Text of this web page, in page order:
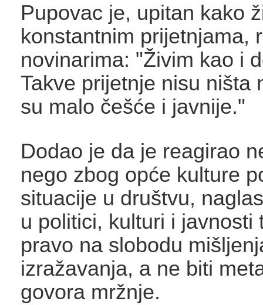
Pupovac je, upitan kako
konstantnim prijetnjama,
novinarima: "Živim kao i
Takve prijetnje nisu ništa
su malo češće i javnije."
Dodao je da je reagirao
nego zbog opće kulture
situacije u društvu,
u politici, kulturi i javnosti
pravo na slobodu
izražavanja, a ne biti
govora mržnje.